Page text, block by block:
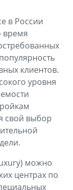
в России
время
клиентов.
уровня
свой выбор
можно
центрах по